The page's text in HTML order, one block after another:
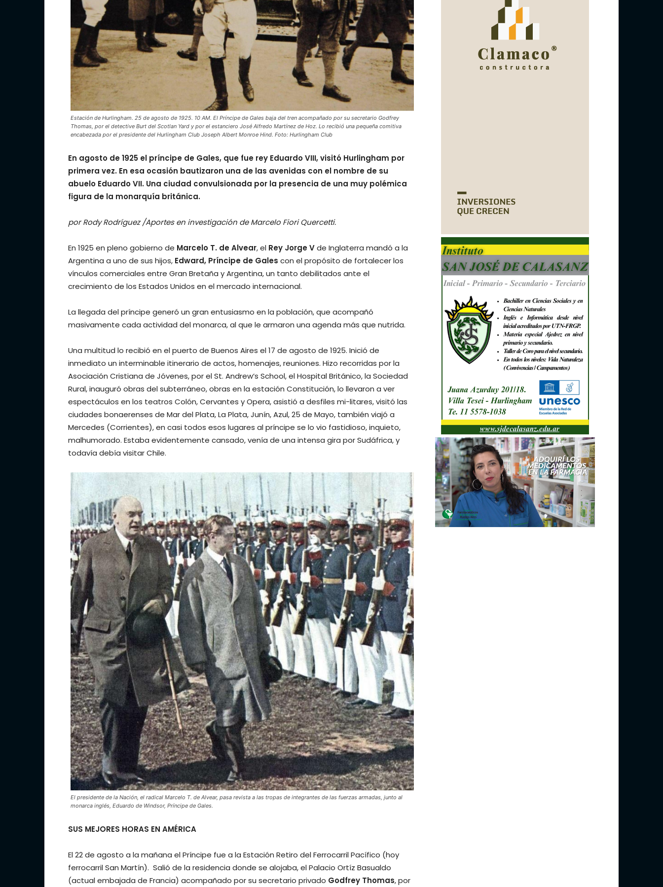
Estación de Hurlingham. 25 de agosto de 1925. 10 AM. El Príncipe de Gales baja del tren acompañado por su secretario Godfrey
Thomas, por el detective Burt del Scotlan Yard y por el estanciero José Alfredo Martínez de Hoz. Lo recibió una pequeña comitiva
encabezada por el presidente del Hurlingham Club Joseph Albert Monroe Hind. Foto: Hurlingham Club
En agosto de 1925 el príncipe de Gales, que fue rey Eduardo VIII, visitó Hurlingham por
primera vez. En esa ocasión bautizaron una de las avenidas con el nombre de su
abuelo Eduardo VII. Una ciudad convulsionada por la presencia de una muy polémica
figura de la monarquía británica.
por Rody Rodríguez /Aportes en investigación de Marcelo Fiori Quercetti.
En 1925 en pleno gobierno de Marcelo T. de Alvear, el Rey Jorge Vde Inglaterra mandó a la
Argentina a uno de sus hijos, Edward, Príncipe de Gales con el propósito de fortalecer los
vínculos comerciales entre Gran Bretaña y Argentina, un tanto debilitados ante el
crecimiento de los Estados Unidos en el mercado internacional.
La llegada del príncipe generó un gran entusiasmo en la población, que acompañó
masivamente cada actividad del monarca, al que le armaron una agenda más que nutrida.
Una multitud lo recibió en el puerto de Buenos Aires el 17 de agosto de 1925. Inició de
inmediato un interminable itinerario de actos, homenajes, reuniones. Hizo recorridas por la
Asociación Cristiana de Jóvenes, por el St. Andrew’s School, el Hospital Británico, la Sociedad
Rural, inauguró obras del subterráneo, obras en la estación Constitución, lo llevaron a ver
espectáculos en los teatros Colón, Cervantes y Opera, asistió a desfiles mi-litares, visitó las
ciudades bonaerenses de Mar del Plata, La Plata, Junín, Azul, 25 de Mayo, también viajó a
Mercedes (Corrientes), en casi todos esos lugares al príncipe se lo vio fastidioso, inquieto,
malhumorado. Estaba evidentemente cansado, venía de una intensa gira por Sudáfrica, y
todavía debía visitar Chile.
El presidente de la Nación, el radical Marcelo T. de Alvear, pasa revista a las tropas de integrantes de las fuerzas armadas, junto al
monarca inglés, Eduardo de Windsor, Príncipe de Gales.
SUS MEJORES HORAS EN AMÉRICA
El 22 de agosto a la mañana el Príncipe fue a la Estación Retiro del Ferrocarril Pacífico (hoy
ferrocarril San Martín). Salió de la residencia donde se alojaba, el Palacio Ortíz Basualdo
(actual embajada de Francia) acompañado por su secretario privado Godfrey Thomas, por